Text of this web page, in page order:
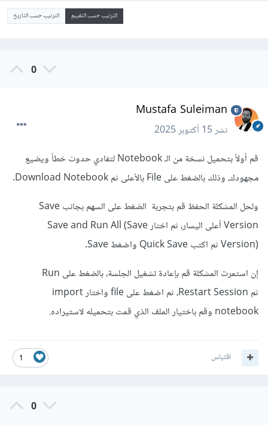
الترتيب حسب التقييم الترتيب حسب التاريخ
0
Mustafa Suleiman
نشر15 أكتوبر 2025
قم أولاً بتحميل نسخة من الـ Notebook لتفادي حدوث خطأ ويضيع
مجهودك، وذلك بالضغط على File بالأعلى ثم Download Notebook.
ولحل المشكلة الحفظ قم بتجربة الضغط على السهم بجانب Save
Version أعلى اليسار، ثم اختار Save and Run All (Save
Version) ثم اكتب Quick Save واضغط Save.
إن استمرت المشكلة قم بإعادة تشغيل الجلسة، بالضغط على Run
ثم Restart Session، ثم اضغط على file واختار import
notebook وقم باختيار الملف الذي قمت بتحميله لاستيراده.
1 اقتباس
0